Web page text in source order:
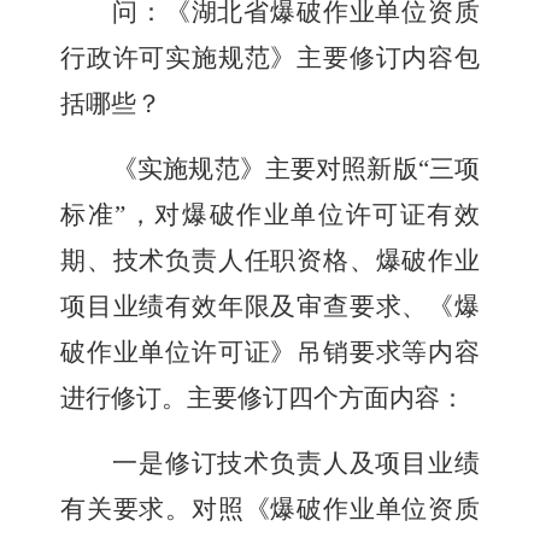
问：《湖北省爆破作业单位资质
行政许可实施规范》主要修订内容包
括哪些？
《实施规范》主要对照新版“三项
标准” ，对爆破作业单位许可证有效
期、技术负责人任职资格、爆破作业
项目业绩有效年限及审查要求、《爆
破作业单位许可证》吊销要求等内容
进行修订。主要修订四个方面内容：
一是修订技术负责人及项目业绩
有关要求。 对照《爆破作业单位资质